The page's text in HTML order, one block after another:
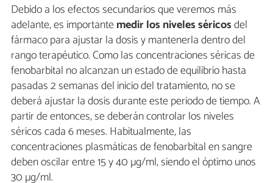
Debido a los efectos secundarios que veremos más
adelante, es importantemedir los niveles séricosdel
fármaco para ajustar la dosis y mantenerla dentro del
rango terapéutico. Como las concentraciones séricas de
fenobarbital no alcanzan un estado de equilibrio hasta
pasadas 2 semanas del inicio del tratamiento, no se
deberá ajustar la dosis durante este periodo de tiempo. A
partir de entonces, se deberán controlar los niveles
séricos cada 6 meses. Habitualmente, las
concentraciones plasmáticas de fenobarbital en sangre
deben oscilar entre 15 y 40 µg/ml, siendo el óptimo unos
30 µg/ml.